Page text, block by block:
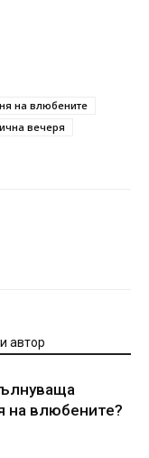
на влюбените
вечеря
автор
на влюбените?